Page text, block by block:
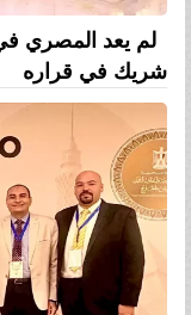
لم يعد المصري
شريك في قراره